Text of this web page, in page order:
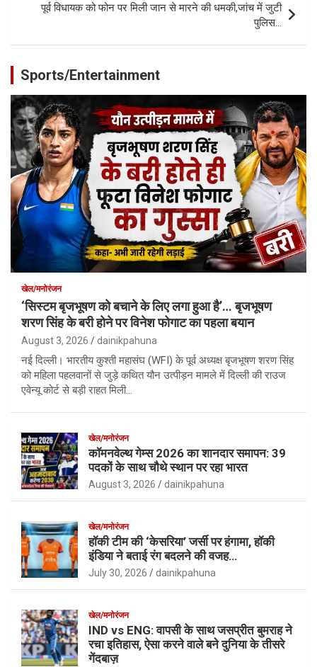
पूर्व विधायक को फोन पर मिली जान से मारने की धमकी,जांच में जुटी
पुलिस…
Sports/Entertainment
खेल/मनोरंजन
‘सिस्टम बृजभूषण को बचाने के लिए लगा हुआ है’… बृजभूषण
शरण सिंह के बरी होने पर विनेश फोगाट का पहला बयान
August 3, 2026 dainikpahuna
नई दिल्ली। भारतीय कुश्ती महासंघ (WFI) के पूर्व अध्यक्ष बृजभूषण शरण सिंह
को महिला पहलवानों से जुड़े कथित यौन उत्पीड़न मामले में दिल्ली की राउज
एवेन्यू कोर्ट से बड़ी राहत मिली…
खेल/मनोरंजन
कॉमनवेल्थ गेम्स 2026 का शानदार समापन: 39
पदकों के साथ चौथे स्थान पर रहा भारत
August 3, 2026 dainikpahuna
खेल/मनोरंजन
हॉकी टीम की ‘केसरिया’ जर्सी पर हंगामा, हॉकी
इंडिया ने बताई रंग बदलने की वजह…
July 30, 2026 dainikpahuna
खेल/मनोरंजन
IND vs ENG: वापसी के साथ जसप्रीत बुमराह ने
रचा इतिहास, ऐसा करने वाले बने दुनिया के तीसरे
गेंदबाज़